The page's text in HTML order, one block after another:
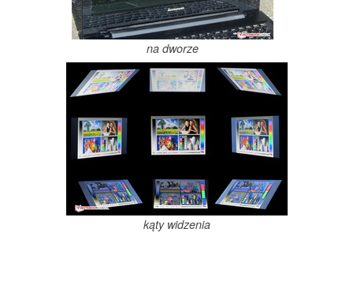
na dworze
kąty widzenia